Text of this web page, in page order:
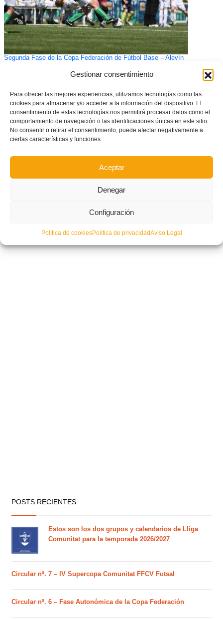
Gestionar consentimiento
Para ofrecer las mejores experiencias, utilizamos tecnologías como las
cookies para almacenar y/o acceder a la información del dispositivo. El
consentimiento de estas tecnologías nos permitirá procesar datos como el
comportamiento de navegación o las identificaciones únicas en este sitio.
No consentir o retirar el consentimiento, puede afectar negativamente a
ciertas características y funciones.
Aceptar
Denegar
Configuración
Política de cookiesPolítica de privacidadAviso Legal
Segunda Fase de la Copa Federación de Fútbol Base – Alevín
España sub17 reclama a tres futbolistas de la Comunitat Valenciana
POSTS RECIENTES
Estos son los dos grupos y calendarios de Lliga
Comunitat para la temporada 2026/2027
Circular nº. 7 – IV Supercopa Comunitat FFCV Futsal
Circular nº. 6 – Fase Autonómica de la Copa Federación